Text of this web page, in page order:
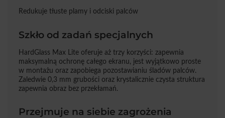
Redukuje tłuste plamy i odciski palców
Szkło od zadań specjalnych
HardGlass Max Lite oferuje aż trzy korzyści: zapewnia
maksymalną ochronę całego ekranu, jest wyjątkowo proste
w montażu oraz zapobiega pozostawianiu śladów palców.
Zaledwie 0,3 mm grubości oraz krystalicznie czysta struktura
zapewnia obraz bez przekłamań.
Przejmuje na siebie zagrożenia